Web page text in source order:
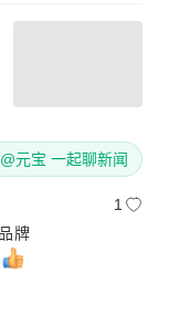
@元宝 一起聊新闻
1
牌